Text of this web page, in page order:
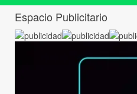
Espacio Publicitario